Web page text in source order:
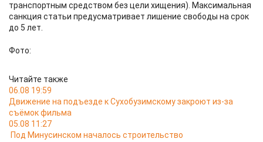
транспортным средством без цели хищения). Максимальная
санкция статьи предусматривает лишение свободы на срок
до 5 лет.
Фото:
Читайте также
06.08 19:59
Движение на подъезде к Сухобузимскому закроют из-за
съёмок фильма
05.08 11:27
Под Минусинском началось строительство